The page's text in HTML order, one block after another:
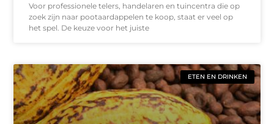
Voor professionele telers, handelaren en tuincentra die op
zoek zijn naar pootaardappelen te koop, staat er veel op
het spel. De keuze voor het juiste
ETEN EN DRINKEN